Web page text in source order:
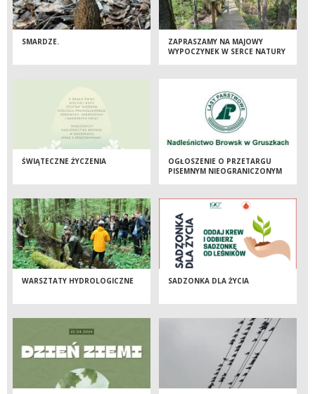
SMARDZE.
ZAPRASZAMY NA MAJOWY
WYPOCZYNEK W SERCE NATURY
ŚWIĄTECZNE ŻYCZENIA
OGŁOSZENIE O PRZETARGU
PISEMNYM NIEOGRANICZONYM
SEZONIE ŁOWIECKIM 2024/2025
W OHZ LP NADLEŚNICTWO
BROWSK W GRUSZKACH
WARSZTATY HYDROLOGICZNE SADZONKA DLA ŻYCIA